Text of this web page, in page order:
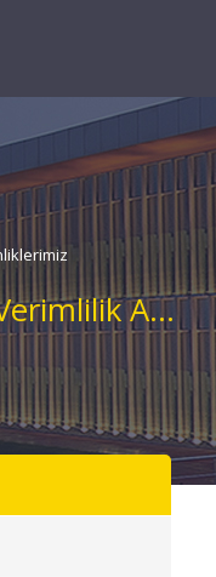
Maliyet Düşürme ve Verimlilik Ayı Etkinliklerimiz